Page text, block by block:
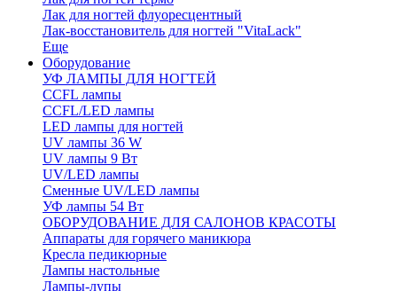
Лак для ногтей флуоресцентный
Лак-восстановитель для ногтей "VitaLack"
Еще
Оборудование
УФ ЛАМПЫ ДЛЯ НОГТЕЙ
CCFL лампы
CCFL/LED лампы
LED лампы для ногтей
UV лампы 36 W
UV лампы 9 Вт
UV/LED лампы
Сменные UV/LED лампы
УФ лампы 54 Вт
ОБОРУДОВАНИЕ ДЛЯ САЛОНОВ КРАСОТЫ
Аппараты для горячего маникюра
Кресла педикюрные
Лампы настольные
Лампы-лупы